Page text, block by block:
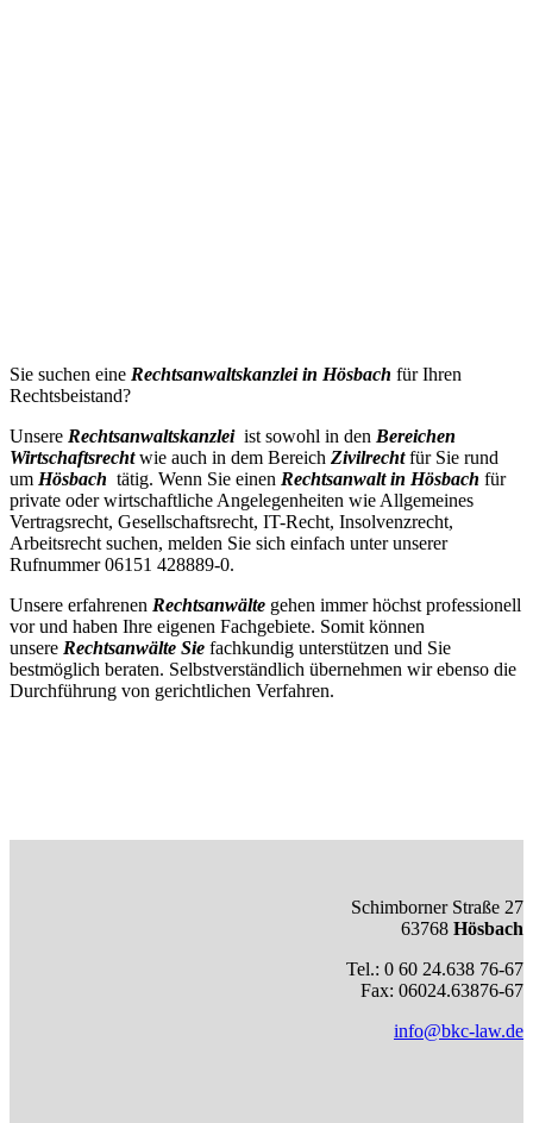
Sie suchen eine Rechtsanwaltskanzlei in Hösbach für Ihren
Rechtsbeistand?
Unsere Rechtsanwaltskanzlei ist sowohl in den Bereichen
Wirtschaftsrechtwie auch in dem Bereich Zivilrechtfür Sie rund
um Hösbach tätig. Wenn Sie einen Rechtsanwalt in Hösbach für
private oder wirtschaftliche Angelegenheiten wie Allgemeines
Vertragsrecht, Gesellschaftsrecht, IT-Recht, Insolvenzrecht,
Arbeitsrecht suchen, melden Sie sich einfach unter unserer
Rufnummer 06151 428889-0.
Unsere erfahrenen Rechtsanwälte gehen immer höchst professionell
vor und haben Ihre eigenen Fachgebiete. Somit können
unsere Rechtsanwälte Sie fachkundig unterstützen und Sie
bestmöglich beraten. Selbstverständlich übernehmen wir ebenso die
Durchführung von gerichtlichen Verfahren.
Schimborner Straße 27
63768 Hösbach
Tel.: 0 60 24.638 76-67
Fax: 06024.63876-67
info@bkc-law.de